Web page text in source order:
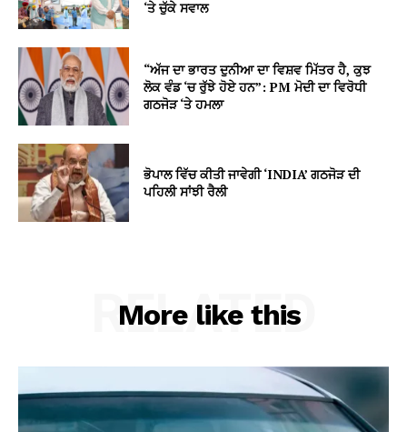
‘ਤੇ ਚੁੱਕੇ ਸਵਾਲ
“ਅੱਜ ਦਾ ਭਾਰਤ ਦੁਨੀਆ ਦਾ ਵਿਸ਼ਵ ਮਿੱਤਰ ਹੈ, ਕੁਝ
ਲੋਕ ਵੰਡ ‘ਚ ਰੁੱਝੇ ਹੋਏ ਹਨ”: PM ਮੋਦੀ ਦਾ ਵਿਰੋਧੀ
ਗਠਜੋੜ ‘ਤੇ ਹਮਲਾ
ਭੋਪਾਲ ਵਿੱਚ ਕੀਤੀ ਜਾਵੇਗੀ ‘INDIA’ ਗਠਜੋੜ ਦੀ
ਪਹਿਲੀ ਸਾਂਝੀ ਰੈਲੀ
More like this
RELATED